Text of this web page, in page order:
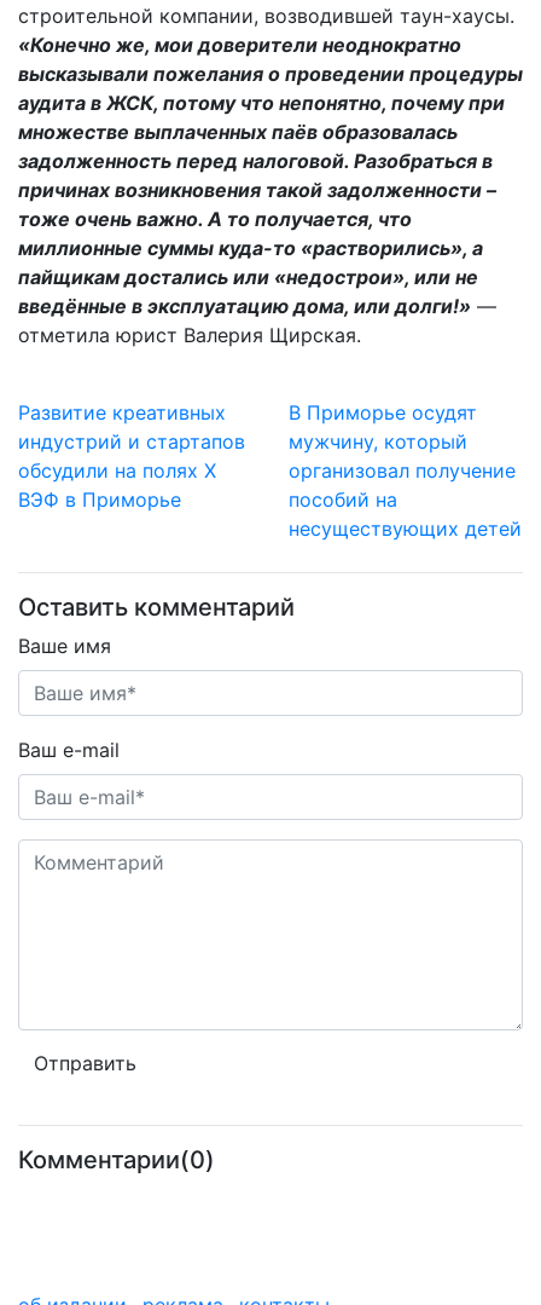
строительной компании, возводившей таун-хаусы.
«Конечно же, мои доверители неоднократно
высказывали пожелания о проведении процедуры
аудита в ЖСК, потому что непонятно, почему при
множестве выплаченных паёв образовалась
задолженность перед налоговой. Разобраться в
причинах возникновения такой задолженности –
тоже очень важно. А то получается, что
миллионные суммы куда-то «растворились», а
пайщикам достались или «недострои», или не
введённые в эксплуатацию дома, или долги!» —
отметила юрист Валерия Щирская.
Развитие креативных
индустрий и стартапов
обсудили на полях Х
ВЭФ в Приморье
В Приморье осудят
мужчину, который
организовал получение
пособий на
несуществующих детей
Оставить комментарий
Ваше имя
Ваш e-mail
Комментарии(0)